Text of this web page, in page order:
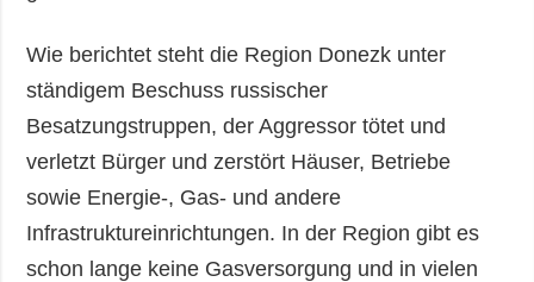
Wie berichtet steht die Region Donezk unter
ständigem Beschuss russischer
Besatzungstruppen, der Aggressor tötet und
verletzt Bürger und zerstört Häuser, Betriebe
sowie Energie-, Gas- und andere
Infrastruktureinrichtungen. In der Region gibt es
schon lange keine Gasversorgung und in vielen